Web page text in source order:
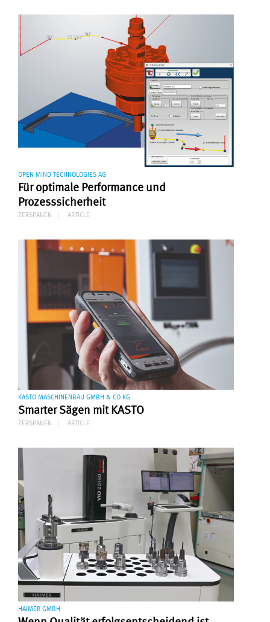
OPEN MIND TECHNOLOGIES AG
Für optimale Performance und
Prozesssicherheit
ZERSPANEN ARTICLE
KASTO MASCHINENBAU GMBH & CO KG
Smarter Sägen mit KASTO
ZERSPANEN ARTICLE
HAIMER GMBH